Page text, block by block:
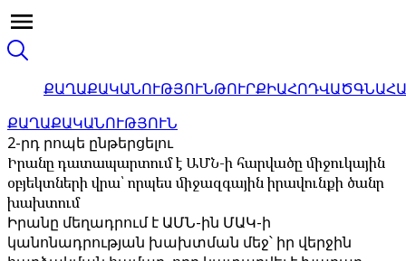
ՔԱՂԱՔԱԿԱՆՈՒԹՅՈՒՆԹՈՒՐՔԻԱՀՈԴՎԱԾ
ՔԱՂԱՔԱԿԱՆՈՒԹՅՈՒՆ
2-րդ րոպե ընթերցելու
Իրանը դատապարտում է ԱՄՆ-ի հարվածը միջուկային
օբյեկտների վրա՝ որպես միջազգային իրավունքի ծանր
խախտում
Իրանը մեղադրում է ԱՄՆ-ին ՄԱԿ-ի
կանոնադրության խախտման մեջ՝ իր վերջին